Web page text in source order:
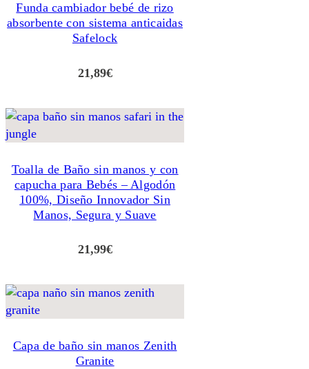
Funda cambiador bebé de rizo
absorbente con sistema anticaidas
Safelock
21,89€
Toalla de Baño sin manos y con
capucha para Bebés – Algodón
100%, Diseño Innovador Sin
Manos, Segura y Suave
21,99€
Capa de baño sin manos Zenith
Granite